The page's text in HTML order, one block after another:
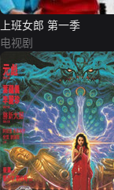
上班女郎 第一季
电视剧